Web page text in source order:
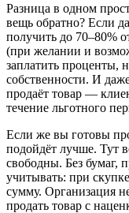
Разница в одном
вещь обратно? Если
получить до 70–80%
(при желании и
заплатить проценты,
собственности. И
продаёт товар —
течение льготного
Если же вы готовы
подойдёт лучше. Тут
свободны. Без бумаг,
учитывать: при
сумму. Организация
продать товар с